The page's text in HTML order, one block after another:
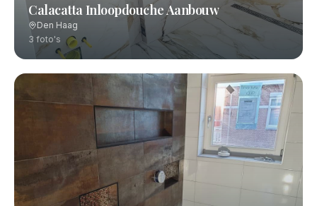
Calacatta Inloopdouche Aanbouw
Den Haag
3 foto's